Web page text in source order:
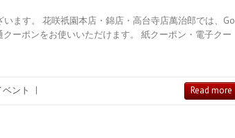
ます。 花咲祇園本店・錦店・高台寺店萬治郎では、Go
ーポンをお使いいただけます。 紙クーポン・電子クー
ント | Read more